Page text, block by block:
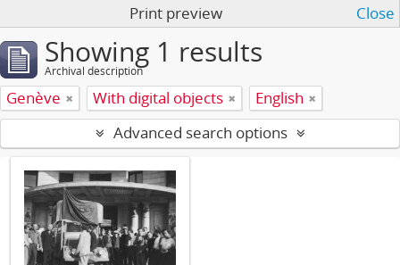
Print preview Close
Showing 1 results
Archival description
Genève With digital objects
English
Advanced search options